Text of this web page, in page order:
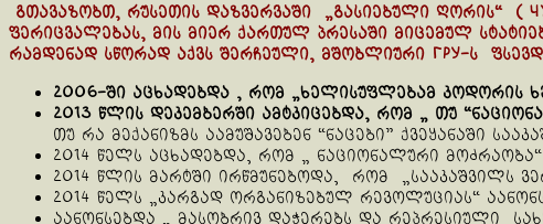
გთავაზობთ, რუსეთის დაზვერვაში „გასიებული ღორის“ (
ფერიცვალებას, მის მიერ ქართულ პრესაში მიცემულ
რამდენად სწორად აქვს შერჩეული, მშობლიური ГРУ-ს
2006-ში აცხადებდა , რომ „ხელისუფლებამ კოდორის
2013 წლის დეკემბერში ამტკიცებდა, რომ „ თუ “
თუ რა მექანიზმს აამუშავებენ “ნაცები” ქვეყანაში
2014 წელს აცხადებდა, რომ „ ნაციონალური
2014 წლის მარტში ირწმუნებოდა, რომ „სააკაშვილს
2014 წელს „კარგად ორგანიზებულ რევოლუციას“
აანონსებდა „ მასობრივ დაჭერებს და რეპრესიული